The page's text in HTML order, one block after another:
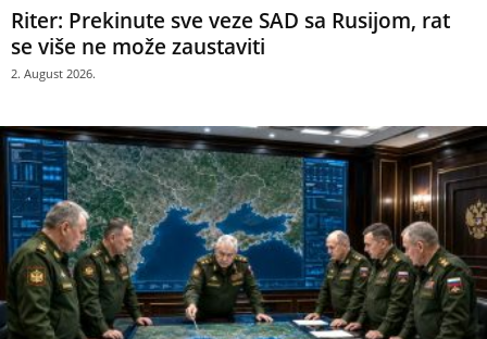
Riter: Prekinute sve veze SAD sa Rusijom, rat
se više ne može zaustaviti
2. August 2026.